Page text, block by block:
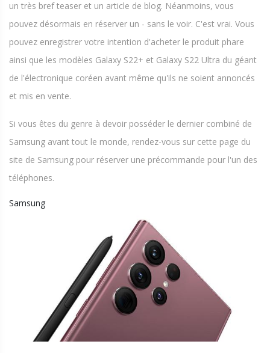
un très bref teaser et un article de blog. Néanmoins, vous
pouvez désormais en réserver un - sans le voir. C'est vrai. Vous
pouvez enregistrer votre intention d'acheter le produit phare
ainsi que les modèles Galaxy S22+ et Galaxy S22 Ultra du géant
de l'électronique coréen avant même qu'ils ne soient annoncés
et mis en vente.
Si vous êtes du genre à devoir posséder le dernier combiné de
Samsung avant tout le monde, rendez-vous sur cette page du
site de Samsung pour réserver une précommande pour l'un des
téléphones.
Samsung